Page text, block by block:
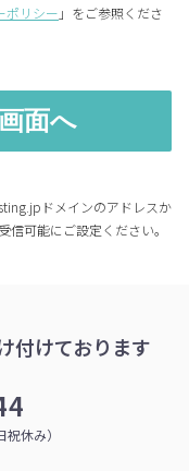
ポリシー 」をご参照くださ
ドメインのアドレスか
可能にご設定ください。
付けております
休み）